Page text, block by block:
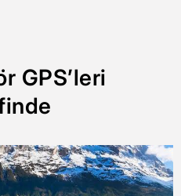
GPS’leri